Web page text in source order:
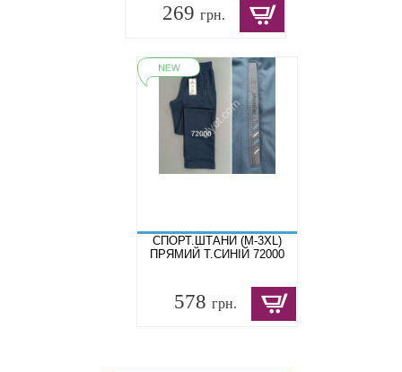
269 грн.
СПОРТ.ШТАНИ (M-3XL)
ПРЯМИЙ Т.СИНІЙ 72000
578 грн.